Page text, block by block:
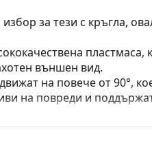
за тези с кръгла,
пластмаса,
външен вид.
на повече от 90°,
на повреди и